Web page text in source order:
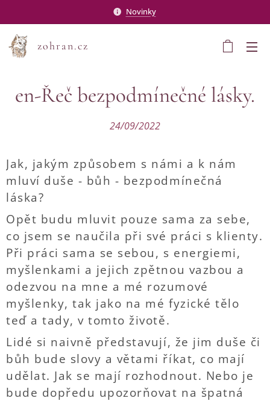
Novinky
zohran.cz
en-Řeč bezpodmínečné lásky.
24/09/2022
Jak, jakým způsobem s námi a k nám
mluví duše - bůh - bezpodmínečná
láska?
Opět budu mluvit pouze sama za sebe,
co jsem se naučila při své práci s klienty.
Při práci sama se sebou, s energiemi,
myšlenkami a jejich zpětnou vazbou a
odezvou na mne a mé rozumové
myšlenky, tak jako na mé fyzické tělo
teď a tady, v tomto životě.
Lidé si naivně představují, že jim duše či
bůh bude slovy a větami říkat, co mají
udělat. Jak se mají rozhodnout. Nebo je
bude dopředu upozorňovat na špatná